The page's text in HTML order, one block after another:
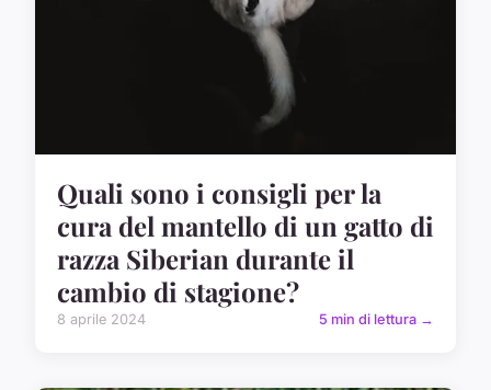
Quali sono i consigli per la
cura del mantello di un gatto di
razza Siberian durante il
cambio di stagione?
8 aprile 2024 5 min di lettura →